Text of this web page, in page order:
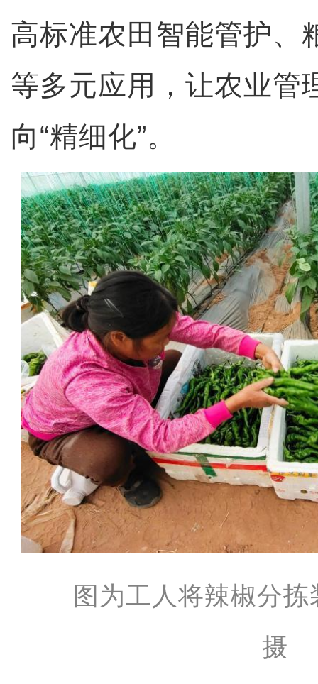
高标准农田智能管护、
等多元应用，让农业管
向“精细化”。
图为工人将辣椒分
摄